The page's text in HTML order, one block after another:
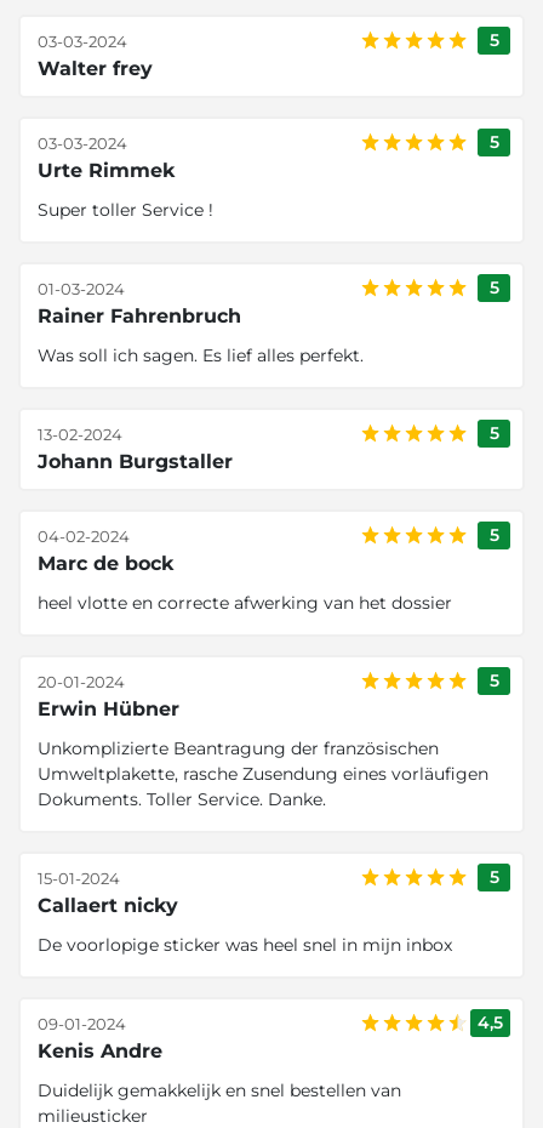
5
Walter frey
03-03-2024
5
Urte Rimmek
03-03-2024
Super toller Service !
5
Rainer Fahrenbruch
01-03-2024
Was soll ich sagen. Es lief alles perfekt.
5
Johann Burgstaller
13-02-2024
5
Marc de bock
04-02-2024
heel vlotte en correcte afwerking van het dossier
5
Erwin Hübner
20-01-2024
Unkomplizierte Beantragung der französischen
Umweltplakette, rasche Zusendung eines vorläufigen
Dokuments. Toller Service. Danke.
5
Callaert nicky
15-01-2024
De voorlopige sticker was heel snel in mijn inbox
4,5
Kenis Andre
09-01-2024
Duidelijk gemakkelijk en snel bestellen van
milieusticker